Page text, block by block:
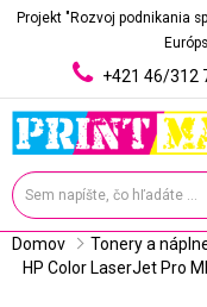
Projekt "Rozvoj podnikania
+421 46/312
Domov Tonery a
HP Color LaserJet Pro